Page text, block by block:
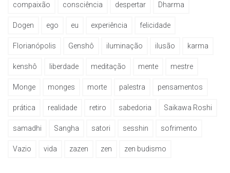
compaixão consciência despertar Dharma
Dogen ego eu experiência felicidade
Florianópolis Genshô iluminação ilusão karma
kenshô liberdade meditação mente mestre
Monge monges morte palestra pensamentos
prática realidade retiro sabedoria Saikawa Roshi
samadhi Sangha satori sesshin sofrimento
Vazio vida zazen zen zen budismo